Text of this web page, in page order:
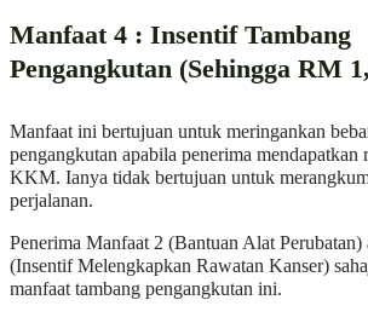
Manfaat 4 : Insentif Tambang
Pengangkutan (Sehingga RM
Manfaat ini bertujuan untuk meringankan
pengangkutan apabila penerima mendapatkan
KKM. Ianya tidak bertujuan untuk
perjalanan.
Penerima Manfaat 2 (Bantuan Alat
(Insentif Melengkapkan Rawatan Kanser)
manfaat tambang pengangkutan ini.